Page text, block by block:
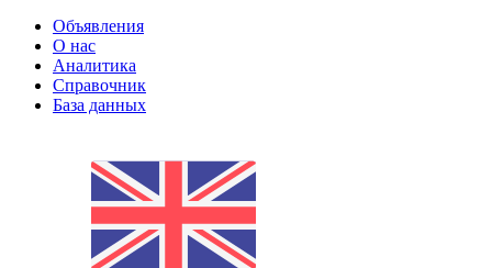
Объявления
О нас
Аналитика
Справочник
База данных